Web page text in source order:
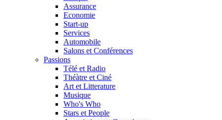
Assurance
Economie
Start-up
Services
Automobile
Salons et Conférences
Passions
Télé et Radio
Théàtre et Ciné
Art et Litterature
Musique
Who's Who
Stars et People